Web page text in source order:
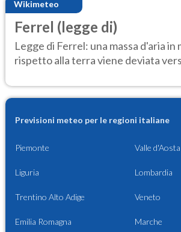
Wikimeteo
Ferrel (legge di)
Legge di Ferrel: una massa d'aria
rispetto alla terra viene deviata
Previsioni meteo per le regioni italiane
Piemonte Valle d'Aosta
Liguria Lombardia
Trentino Alto Adige Veneto
Emilia Romagna Marche